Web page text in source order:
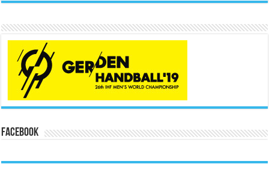
Facebook